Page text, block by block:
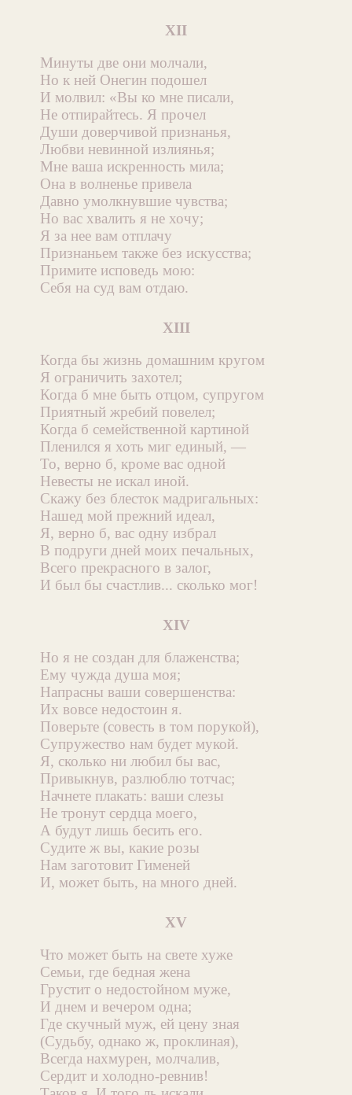
XII
Минуты две они молчали,
Но к ней Онегин подошел
И молвил: «Вы ко мне писали,
Не отпирайтесь. Я прочел
Души доверчивой признанья,
Любви невинной излиянья;
Мне ваша искренность мила;
Она в волненье привела
Давно умолкнувшие чувства;
Но вас хвалить я не хочу;
Я за нее вам отплачу
Признаньем также без искусства;
Примите исповедь мою:
Себя на суд вам отдаю.
XIII
Когда бы жизнь домашним кругом
Я ограничить захотел;
Когда б мне быть отцом, супругом
Приятный жребий повелел;
Когда б семейственной картиной
Пленился я хоть миг единый, —
То, верно б, кроме вас одной
Невесты не искал иной.
Скажу без блесток мадригальных:
Нашед мой прежний идеал,
Я, верно б, вас одну избрал
В подруги дней моих печальных,
Всего прекрасного в залог,
И был бы счастлив... сколько мог!
XIV
Но я не создан для блаженства;
Ему чужда душа моя;
Напрасны ваши совершенства:
Их вовсе недостоин я.
Поверьте (совесть в том порукой),
Супружество нам будет мукой.
Я, сколько ни любил бы вас,
Привыкнув, разлюблю тотчас;
Начнете плакать: ваши слезы
Не тронут сердца моего,
А будут лишь бесить его.
Судите ж вы, какие розы
Нам заготовит Гименей
И, может быть, на много дней.
XV
Что может быть на свете хуже
Семьи, где бедная жена
Грустит о недостойном муже,
И днем и вечером одна;
Где скучный муж, ей цену зная
(Судьбу, однако ж, проклиная),
Всегда нахмурен, молчалив,
Сердит и холодно-ревнив!